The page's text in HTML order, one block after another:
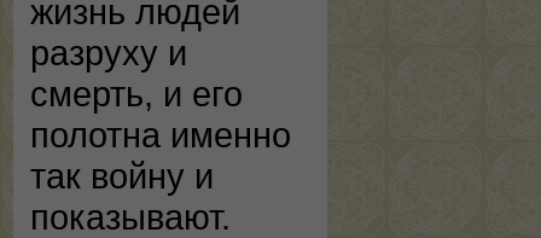
жизнь людей
разруху и
смерть, и его
полотна именно
так войну и
показывают.